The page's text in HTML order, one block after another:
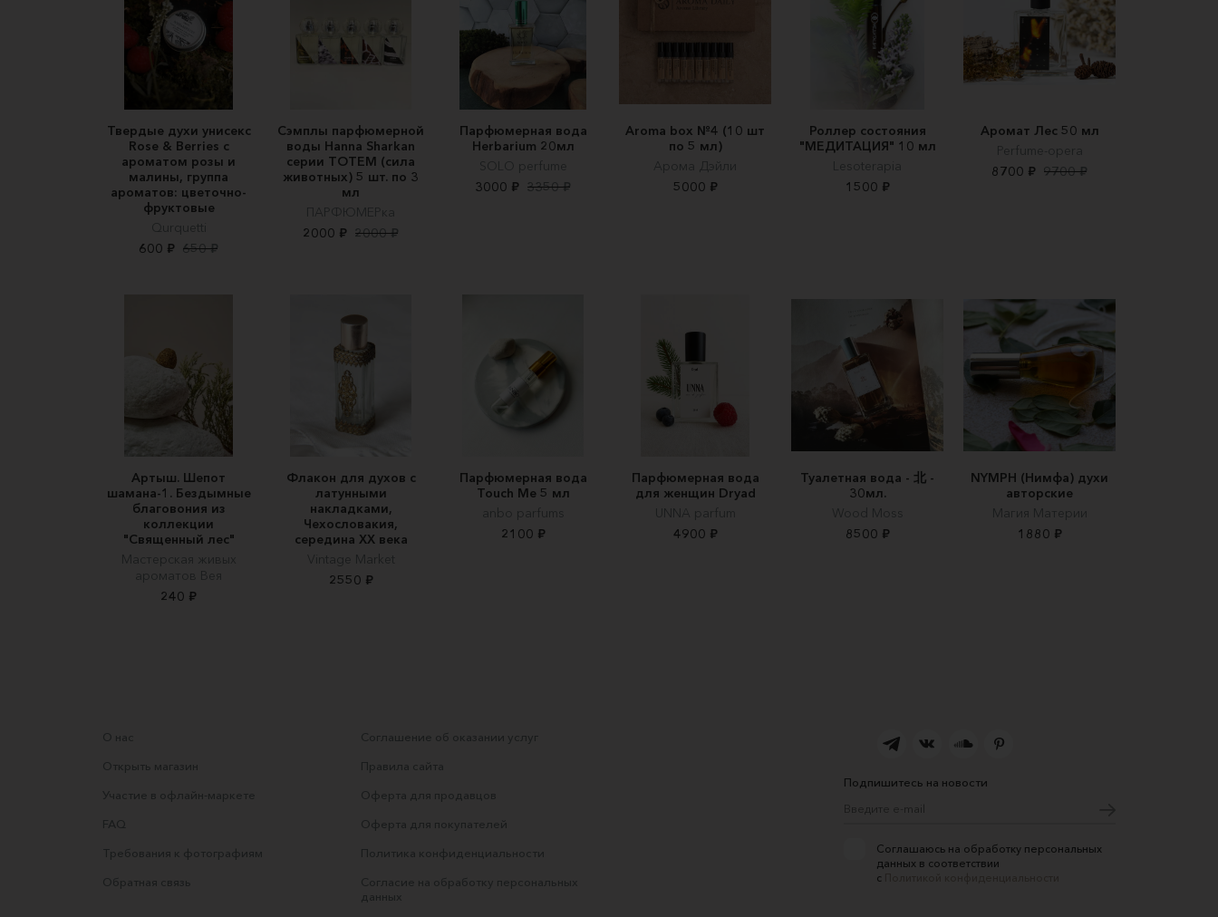
Твердые духи унисекс
Rose & Berries с
ароматом розы и
малины, группа
ароматов: цветочно-
фруктовые
Qurquetti
600 ₽ 650 ₽
Сэмплы парфюмерной
воды Hanna Sharkan
серии ТОТЕМ (сила
животных) 5 шт. по 3
мл
ПАРФЮМЕРка
2000 ₽ 2000 ₽
Парфюмерная вода
Herbarium 20мл
SOLO perfume
3000 ₽ 3350 ₽
Aroma box №4 (10 шт
по 5 мл)
Арома Дэйли
5000 ₽
Роллер состояния
"МЕДИТАЦИЯ" 10 мл
Lesoterapia
1500 ₽
Аромат Лес 50 мл
Perfume-opera
8700 ₽ 9700 ₽
Артыш. Шепот
шамана-1. Бездымные
благовония из
коллекции
"Священный лес"
Мастерская живых
ароматов Вея
240 ₽
Флакон для духов с
латунными
накладками,
Чехословакия,
середина XX века
Vintage Market
2550 ₽
Парфюмерная вода
Touch Me 5 мл
anbo parfums
2100 ₽
Парфюмерная вода
для женщин Dryad
UNNA parfum
4900 ₽
Туалетная вода - 北 -
30мл.
Wood Moss
8500 ₽
NYMPH (Нимфа) духи
авторские
Магия Материи
1880 ₽
О нас
Открыть магазин
Участие в офлайн-маркете
FAQ
Требования к фотографиям
Обратная связь
Соглашение об оказании услуг
Правила сайта
Оферта для продавцов
Оферта для покупателей
Политика конфиденциальности
Согласие на обработку персональных
данных
Подпишитесь на новости
Соглашаюсь на обработку персональных
данных в соответствии
с